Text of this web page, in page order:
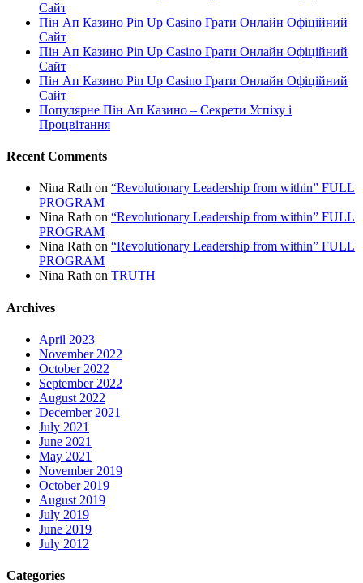
Сайт
Пін Ап Казино Pin Up Casino Грати Онлайн Офіційний
Сайт
Пін Ап Казино Pin Up Casino Грати Онлайн Офіційний
Сайт
Пін Ап Казино Pin Up Casino Грати Онлайн Офіційний
Сайт
Популярне Пін Ап Казино – Секрети Успіху і
Процвітання
Recent Comments
Nina Rath on “Revolutionary Leadership from within” FULL
PROGRAM
Nina Rath on “Revolutionary Leadership from within” FULL
PROGRAM
Nina Rath on “Revolutionary Leadership from within” FULL
PROGRAM
Nina Rath on TRUTH
Archives
April 2023
November 2022
October 2022
September 2022
August 2022
December 2021
July 2021
June 2021
May 2021
November 2019
October 2019
August 2019
July 2019
June 2019
July 2012
Categories